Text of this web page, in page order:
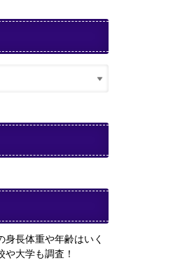
身長体重や年齢はいく
や大学も調査！